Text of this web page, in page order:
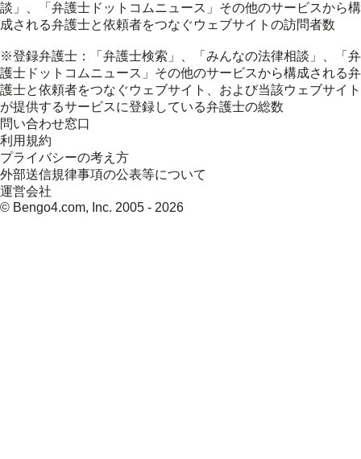
談」、「弁護士ドットコムニュース」その他のサービスから構
成される弁護士と依頼者をつなぐウェブサイトの訪問者数
※登録弁護士：「弁護士検索」、「みんなの法律相談」、「弁
護士ドットコムニュース」その他のサービスから構成される弁
護士と依頼者をつなぐウェブサイト、および当該ウェブサイト
が提供するサービスに登録している弁護士の総数
問い合わせ窓口
利用規約
プライバシーの考え方
外部送信規律事項の公表等について
運営会社
© Bengo4.com, Inc. 2005 - 2026